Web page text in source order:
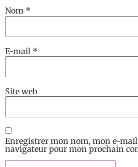
Nom *
E-mail *
Site web
Enregistrer mon nom, mon e-
navigateur pour mon prochain